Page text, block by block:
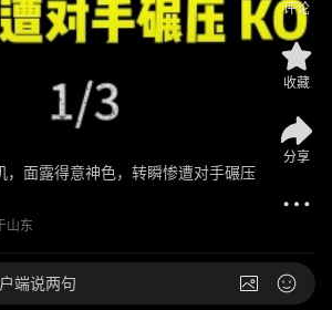
，面露得意神色，转瞬惨遭对手碾压
山东
评论
收藏
分享
端说两句